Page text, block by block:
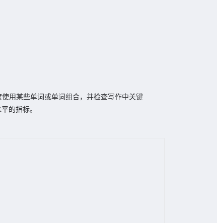
用某些单词或单词组合，并检查写作中关键
的指标。